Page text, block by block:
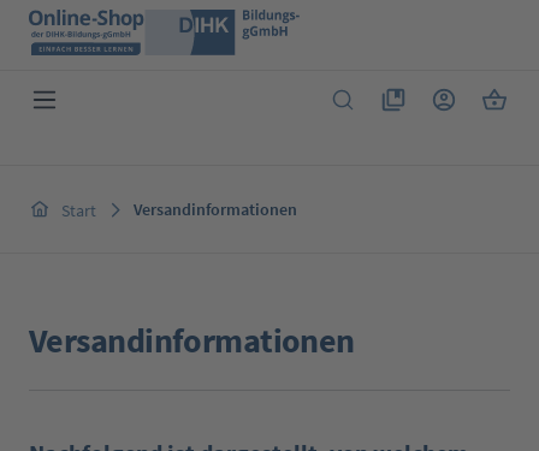
Zum Hauptinhalt springen
Du hast 0 Produkte
Start Versandinformationen
Versandinformationen